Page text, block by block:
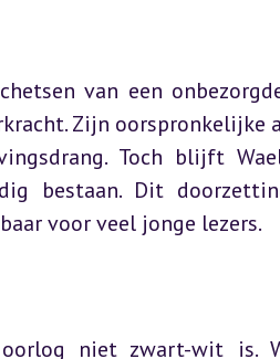
van een
Zijn oorspronkelijke
Toch blijft
bestaan. Dit
voor veel jonge lezers.
niet zwart-wit is.